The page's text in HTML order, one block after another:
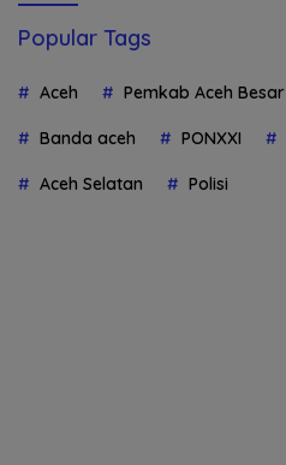
Popular Tags
Aceh Pemkab Aceh Besar
Banda aceh PONXXI
Aceh Selatan Polisi